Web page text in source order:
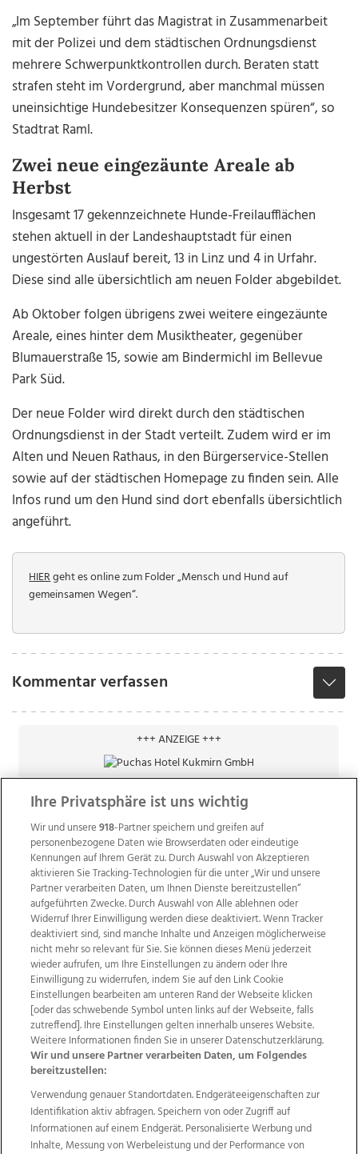
„Im September führt das Magistrat in Zusammenarbeit
mit der Polizei und dem städtischen Ordnungsdienst
mehrere Schwerpunktkontrollen durch. Beraten statt
strafen steht im Vordergrund, aber manchmal müssen
uneinsichtige Hundebesitzer Konsequenzen spüren“, so
Stadtrat Raml.
Zwei neue eingezäunte Areale ab
Herbst
Insgesamt 17 gekennzeichnete Hunde-Freilaufflächen
stehen aktuell in der Landeshauptstadt für einen
ungestörten Auslauf bereit, 13 in Linz und 4 in Urfahr.
Diese sind alle übersichtlich am neuen Folder abgebildet.
Ab Oktober folgen übrigens zwei weitere eingezäunte
Areale, eines hinter dem Musiktheater, gegenüber
Blumauerstraße 15, sowie am Bindermichl im Bellevue
Park Süd.
Der neue Folder wird direkt durch den städtischen
Ordnungsdienst in der Stadt verteilt. Zudem wird er im
Alten und Neuen Rathaus, in den Bürgerservice-Stellen
sowie auf der städtischen Homepage zu finden sein. Alle
Infos rund um den Hund sind dort ebenfalls übersichtlich
angeführt.
HIERgeht es online zum Folder „Mensch und Hund auf
gemeinsamen Wegen“.
Kommentar verfassen
+++ ANZEIGE +++
Wir über uns Mediadaten Kontakt
Jobs
Datenschutz
Impressum
AGB Anzeigekunden
AGB Website
Ehrenkodex Politische Werbung
Weitere Angebote des Medienhauses Wimmer
TV1 di-mog-i.at OÖNow
Ischler Woche
Life Radio
OÖNachrichten
OÖN Immobilien
Ihre Privatsphäre ist uns wichtig
Wir und unsere918-Partner speichern und greifen auf
personenbezogene Daten wie Browserdaten oder eindeutige
Kennungen auf Ihrem Gerät zu. Durch Auswahl von Akzeptieren
aktivieren Sie Tracking-Technologien für die unter „Wir und unsere
Partner verarbeiten Daten, um Ihnen Dienste bereitzustellen“
aufgeführten Zwecke. Durch Auswahl von Alle ablehnen oder
Widerruf Ihrer Einwilligung werden diese deaktiviert. Wenn Tracker
deaktiviert sind, sind manche Inhalte und Anzeigen möglicherweise
nicht mehr so relevant für Sie. Sie können dieses Menü jederzeit
wieder aufrufen, um Ihre Einstellungen zu ändern oder Ihre
Einwilligung zu widerrufen, indem Sie auf den Link Cookie
Einstellungen bearbeiten am unteren Rand der Webseite klicken
[oder das schwebende Symbol unten links auf der Webseite, falls
zutreffend]. Ihre Einstellungen gelten innerhalb unseres Website.
Weitere Informationen finden Sie in unserer Datenschutzerklärung.
Wir und unsere Partner verarbeiten Daten, um Folgendes
bereitzustellen:
Verwendung genauer Standortdaten. Endgeräteeigenschaften zur
Identifikation aktiv abfragen. Speichern von oder Zugriff auf
Informationen auf einem Endgerät. Personalisierte Werbung und
Inhalte, Messung von Werbeleistung und der Performance von